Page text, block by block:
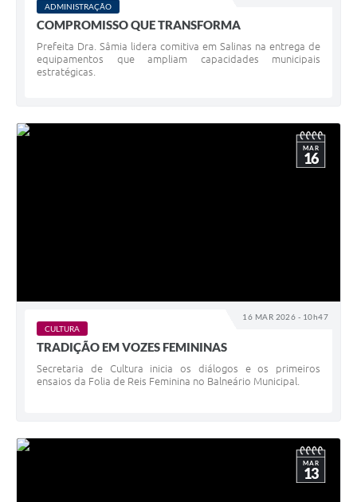
ADMINISTRAÇÃO
COMPROMISSO QUE TRANSFORMA
Prefeita Dra. Sâmia lidera comitiva em Salinas na entrega de
equipamentos que ampliam capacidades municipais
estratégicas.
16 MAR 2026 - 10h47
MAR
16
CULTURA
TRADIÇÃO EM VOZES FEMININAS
Secretaria de Cultura inicia os diálogos e os primeiros
ensaios da Folia de Reis Feminina no Balneário Municipal.
MAR
13